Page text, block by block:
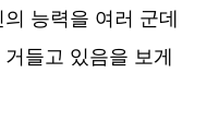
능력을 여러 군데
들고 있음을 보게